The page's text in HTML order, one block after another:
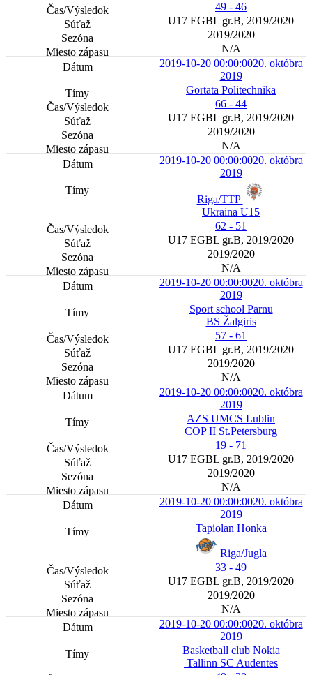
49 - 46
U17 EGBL gr.B, 2019/2020
2019/2020
N/A
2019-10-20 00:00:0020. októbra
2019
Gortata Politechnika
66 - 44
U17 EGBL gr.B, 2019/2020
2019/2020
N/A
2019-10-20 00:00:0020. októbra
2019
Riga/TTP
Ukraina U15
62 - 51
U17 EGBL gr.B, 2019/2020
2019/2020
N/A
2019-10-20 00:00:0020. októbra
2019
Sport school Parnu
BS Žalgiris
57 - 61
U17 EGBL gr.B, 2019/2020
2019/2020
N/A
2019-10-20 00:00:0020. októbra
2019
AZS UMCS Lublin
COP II St.Petersburg
19 - 71
U17 EGBL gr.B, 2019/2020
2019/2020
N/A
2019-10-20 00:00:0020. októbra
2019
Tapiolan Honka
Riga/Jugla
33 - 49
U17 EGBL gr.B, 2019/2020
2019/2020
N/A
2019-10-20 00:00:0020. októbra
2019
Basketball club Nokia
Tallinn SC Audentes